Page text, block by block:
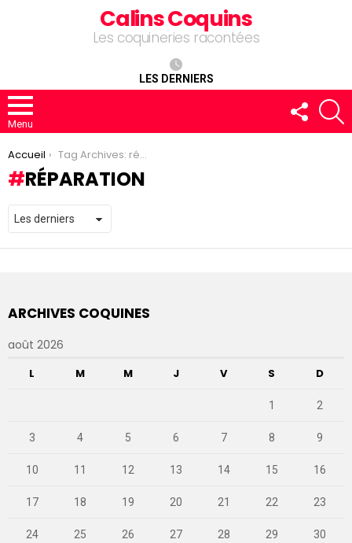
Calins Coquins
Les coquineries racontées
LES DERNIERS
Menu
FOLLOW
US
You are here:
Accueil Tag Archives: réparation
RÉPARATION
ARCHIVES COQUINES
août 2026
L M M J V S D
1 2
3 4 5 6 7 8 9
10 11 12 13 14 15 16
17 18 19 20 21 22 23
24 25 26 27 28 29 30